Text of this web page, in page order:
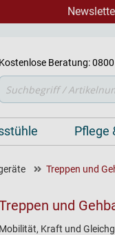
Kostenlose Beratung:
Pflege
Treppen und
und
Mobilität, Kraft und